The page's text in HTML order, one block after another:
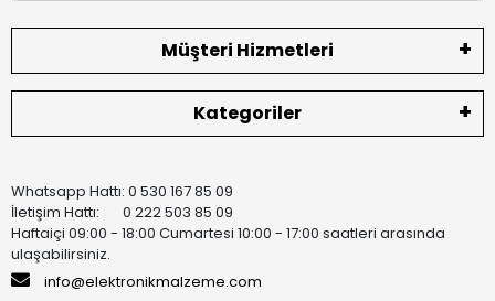
Müşteri Hizmetleri
Kategoriler
Whatsapp Hattı: 0 530 167 85 09
İletişim Hattı: 0 222 503 85 09
Haftaiçi 09:00 - 18:00 Cumartesi 10:00 - 17:00 saatleri arasında
ulaşabilirsiniz.
info@elektronikmalzeme.com